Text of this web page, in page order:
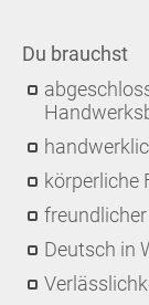
Du brauchst
körperliche
Deutsch in